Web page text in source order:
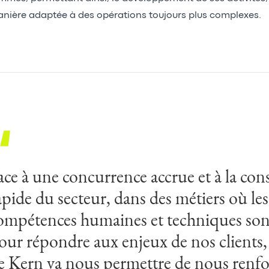
adaptée à des opérations toujours plus complexes.
à une concurrence accrue et à la
du secteur, dans des métiers où les
humaines et techniques
répondre aux enjeux de nos
Kern va nous permettre de nous
rapprochement est une opportunité
exceptionnelle dans un
expérimentées sont rares.
de croiser nos expériences
nos savoirs-faire dans l’intérêt